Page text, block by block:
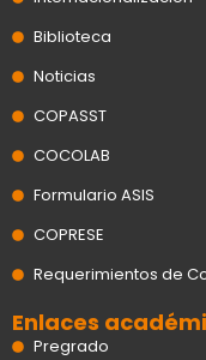
Biblioteca
Noticias
COPASST
COCOLAB
Formulario ASIS
COPRESE
Requerimientos de
Enlaces
Pregrado